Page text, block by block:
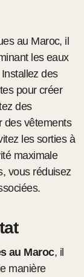
au Maroc, il
les eaux
des
pour créer
des
des vêtements
les sorties à
maximale
vous réduisez
au Maroc, il
manière